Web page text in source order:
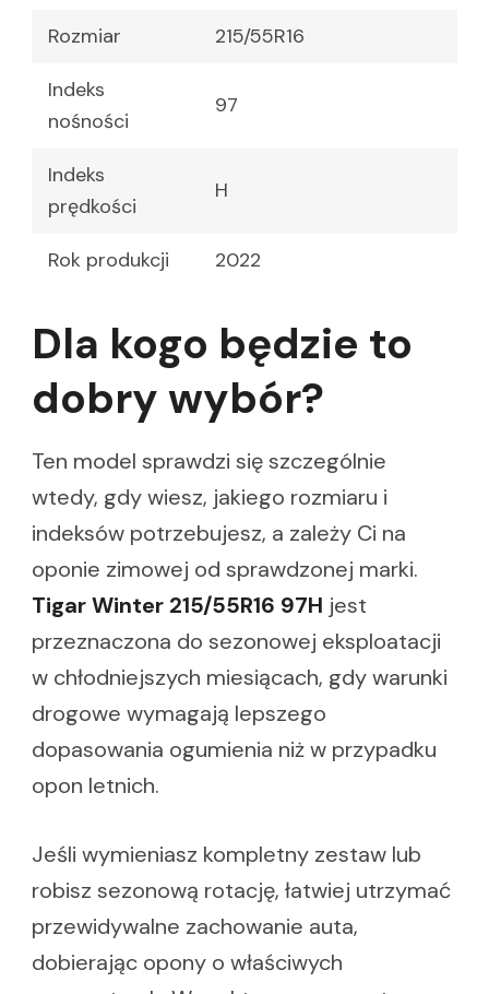
Rozmiar 215/55R16
Indeks
nośności
97
Indeks
prędkości
H
Rok produkcji 2022
Dla kogo będzie to
dobry wybór?
Ten model sprawdzi się szczególnie
wtedy, gdy wiesz, jakiego rozmiaru i
indeksów potrzebujesz, a zależy Ci na
oponie zimowej od sprawdzonej marki.
Tigar Winter 215/55R16 97H jest
przeznaczona do sezonowej eksploatacji
w chłodniejszych miesiącach, gdy warunki
drogowe wymagają lepszego
dopasowania ogumienia niż w przypadku
opon letnich.
Jeśli wymieniasz kompletny zestaw lub
robisz sezonową rotację, łatwiej utrzymać
przewidywalne zachowanie auta,
dobierając opony o właściwych